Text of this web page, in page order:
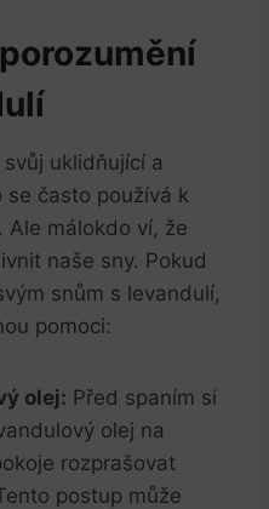
uklidňující a
se často používá k
Ale málokdo ví, že
naše sny. Pokud
snům s levandulí,
pomoci:
olej: Před spaním si
olej na
rozprašovat
postup může